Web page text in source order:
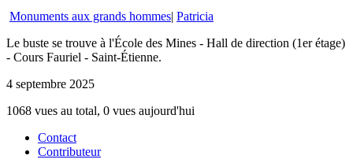
Monuments aux grands hommes| Patricia
Le buste se trouve à l'École des Mines - Hall de direction (1er étage)
- Cours Fauriel - Saint-Étienne.
4 septembre 2025
1068 vues au total, 0 vues aujourd'hui
Contact
Contributeur